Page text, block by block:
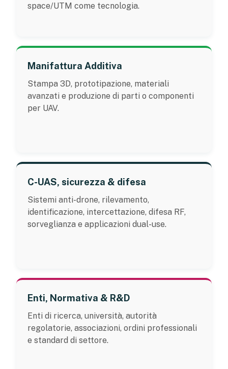
space/UTM come tecnologia.
Manifattura Additiva
Stampa 3D, prototipazione, materiali
avanzati e produzione di parti o componenti
per UAV.
C-UAS, sicurezza & difesa
Sistemi anti-drone, rilevamento,
identificazione, intercettazione, difesa RF,
sorveglianza e applicazioni dual-use.
Enti, Normativa & R&D
Enti di ricerca, università, autorità
regolatorie, associazioni, ordini professionali
e standard di settore.